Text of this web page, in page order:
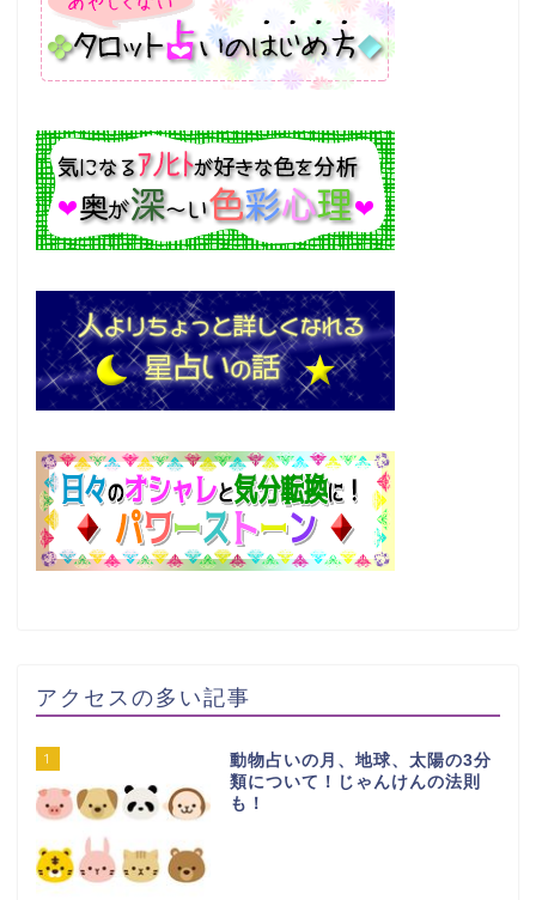
アクセスの多い記事
1
動物占いの月、地球、太陽の3分
類について！じゃんけんの法則
も！